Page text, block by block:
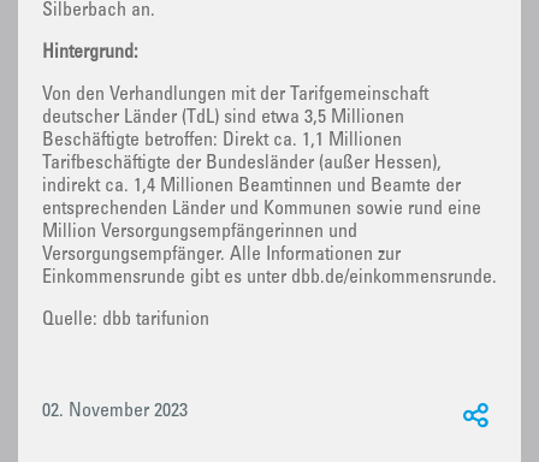
Silberbach an.
Hintergrund:
Von den Verhandlungen mit der Tarifgemeinschaft
deutscher Länder (TdL) sind etwa 3,5 Millionen
Beschäftigte betroffen: Direkt ca. 1,1 Millionen
Tarifbeschäftigte der Bundesländer (außer Hessen),
indirekt ca. 1,4 Millionen Beamtinnen und Beamte der
entsprechenden Länder und Kommunen sowie rund eine
Million Versorgungsempfängerinnen und
Versorgungsempfänger. Alle Informationen zur
Einkommensrunde gibt es unter dbb.de/einkommensrunde.
Quelle: dbb tarifunion
02. November 2023